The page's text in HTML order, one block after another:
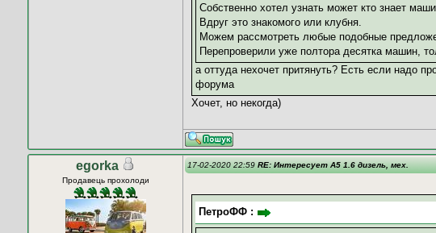
Собственно хотел узнать может кто знает
Вдруг это знакомого или клубня.
Можем рассмотреть любые подобные
Перепроверили уже полтора десятка машин,
а оттуда нехочет притянуть? Есть если надо
форума
Хочет, но некогда)
egorka
Продавець прохолоди
17-02-2020 22:59 RE: Интересует А5 1.6 дизель, мех.
ПетроФФ :